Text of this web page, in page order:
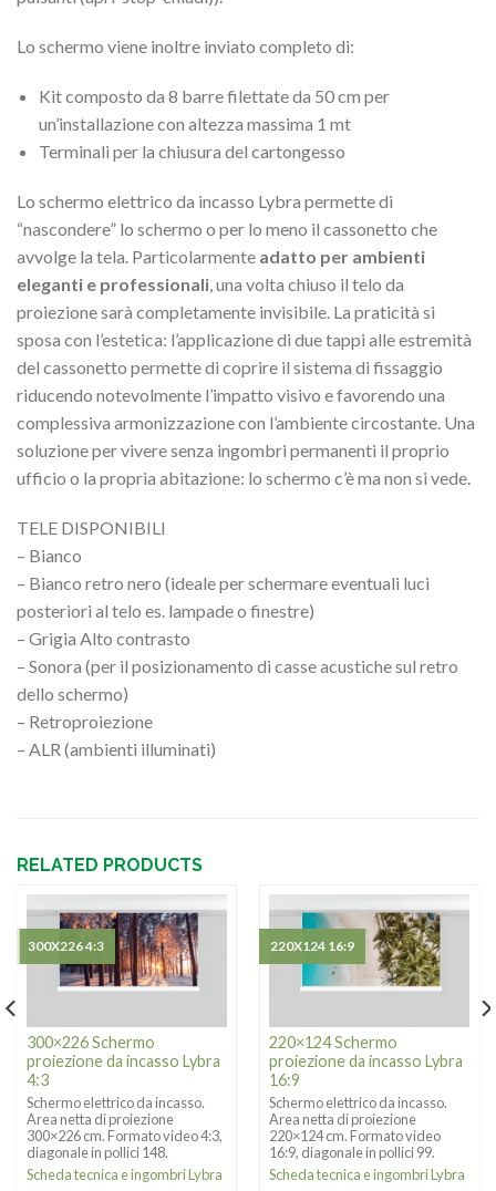
Lo schermo viene inoltre inviato completo di:
Kit composto da 8 barre filettate da 50 cm per
un’installazione con altezza massima 1 mt
Terminali per la chiusura del cartongesso
Lo schermo elettrico da incasso Lybra permette di
“nascondere” lo schermo o per lo meno il cassonetto che
avvolge la tela. Particolarmente adatto per ambienti
eleganti e professionali , una volta chiuso il telo da
proiezione sarà completamente invisibile. La praticità si
sposa con l’estetica: l’applicazione di due tappi alle estremità
del cassonetto permette di coprire il sistema di fissaggio
riducendo notevolmente l’impatto visivo e favorendo una
complessiva armonizzazione con l’ambiente circostante. Una
soluzione per vivere senza ingombri permanenti il proprio
ufficio o la propria abitazione: lo schermo c’è ma non si vede.
TELE DISPONIBILI
– Bianco
– Bianco retro nero (ideale per schermare eventuali luci
posteriori al telo es. lampade o finestre)
– Grigia Alto contrasto
– Sonora (per il posizionamento di casse acustiche sul retro
dello schermo)
– Retroproiezione
– ALR (ambienti illuminati)
RELATED PRODUCTS
300×226 Schermo
proiezione da incasso Lybra
4:3
Schermo elettrico da incasso.
Area netta di proiezione
300×226 cm. Formato video 4:3,
diagonale in pollici 148.
Scheda tecnica e ingombri Lybra
300X226 4:3
220×124 Schermo
proiezione da incasso Lybra
16:9
Schermo elettrico da incasso.
Area netta di proiezione
220×124 cm. Formato video
16:9, diagonale in pollici 99.
Scheda tecnica e ingombri Lybra
220X124 16:9